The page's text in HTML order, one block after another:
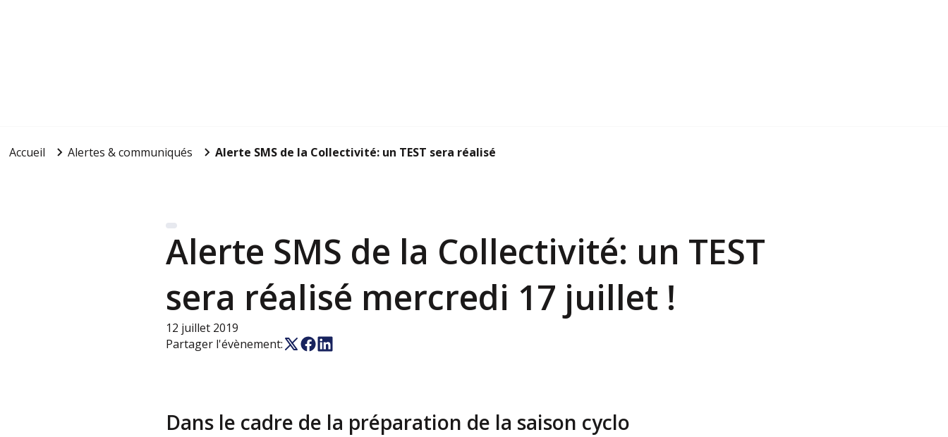
Accueil Alertes & communiqués Alerte SMS de la Collectivité: un TEST sera réalisé mercredi...
Alerte SMS de la Collectivité: un TEST
sera réalisé mercredi 17 juillet !
12 juillet 2019
Partager l'évènement:
Dans le cadre de la préparation de la saison cyclo